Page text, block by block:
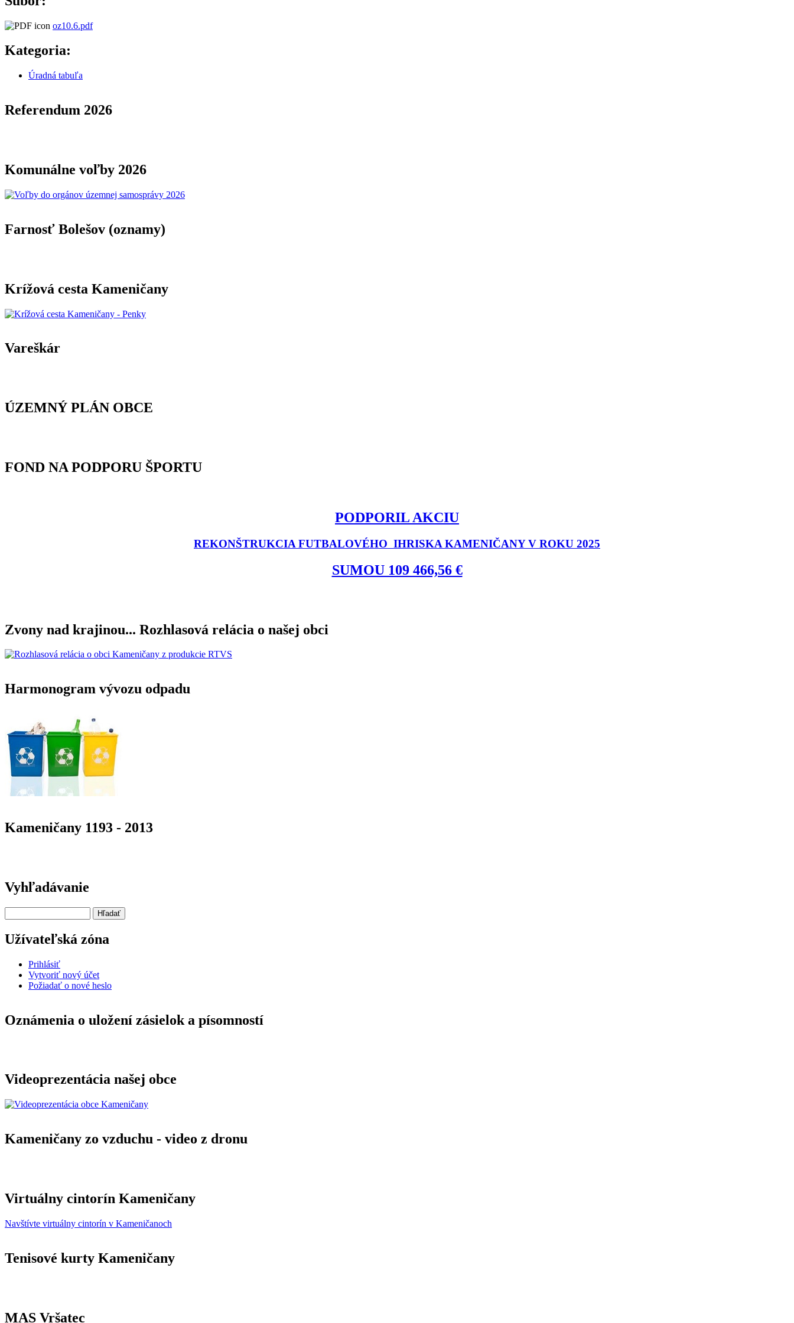
oz10.6.pdf
Kategoria:
Úradná tabuľa
Referendum 2026
Komunálne voľby 2026
Farnosť Bolešov (oznamy)
Krížová cesta Kameničany
Vareškár
ÚZEMNÝ PLÁN OBCE
FOND NA PODPORU ŠPORTU
PODPORIL AKCIU
REKONŠTRUKCIA FUTBALOVÉHO IHRISKA KAMENIČANY V ROKU 2025
SUMOU 109 466,56 €
Zvony nad krajinou... Rozhlasová relácia o našej obci
Harmonogram vývozu odpadu
Kameničany 1193 - 2013
Vyhľadávanie
Užívateľská zóna
Prihlásiť
Vytvoriť nový účet
Požiadať o nové heslo
Oznámenia o uložení zásielok a písomností
Videoprezentácia našej obce
Kameničany zo vzduchu - video z dronu
Virtuálny cintorín Kameničany
Navštívte virtuálny cintorín v Kameničanoch
Tenisové kurty Kameničany
MAS Vršatec